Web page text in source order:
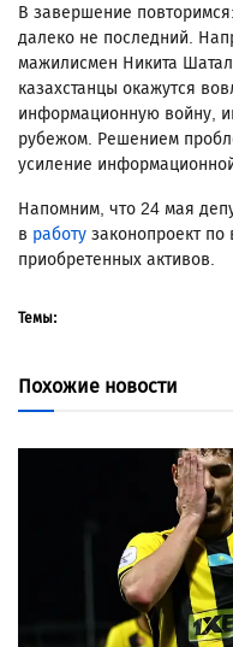
В завершение
далеко не последний.
мажилисмен Никита
казахстанцы окажутся
информационную войну,
рубежом. Решением
усиление
Напомним, что 24 мая
в работу законопроект
приобретенных активов.
Темы:
Похожие новости